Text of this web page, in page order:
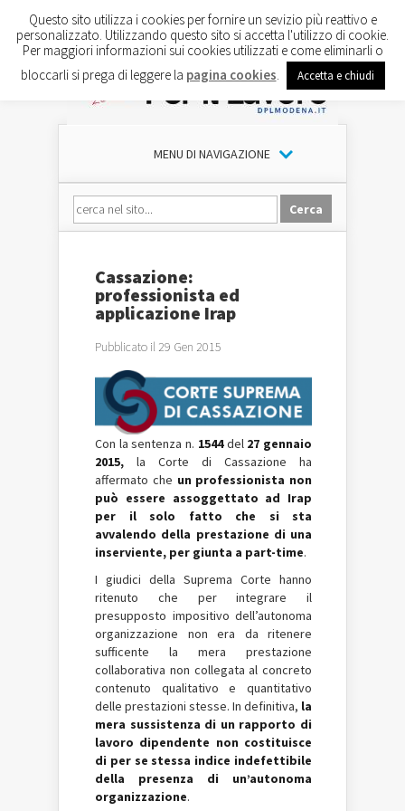
MENU DI NAVIGAZIONE
Cassazione:
professionista ed
applicazione Irap
Pubblicato il 29 Gen 2015
Con la sentenza n. 1544del27 gennaio
2015, la Corte di Cassazione ha
affermato che un professionista non
può essere assoggettato ad Irap
per il solo fatto che si sta
avvalendo della prestazione di una
inserviente, per giunta a part-time.
I giudici della Suprema Corte hanno
ritenuto che per integrare il
presupposto impositivo dell’autonoma
organizzazione non era da ritenere
sufficente la mera prestazione
collaborativa non collegata al concreto
contenuto qualitativo e quantitativo
delle prestazioni stesse. In definitiva, la
mera sussistenza di un rapporto di
lavoro dipendente non costituisce
di per se stessa indice indefettibile
della presenza di un’autonoma
organizzazione.
Questo sito utilizza i cookies per fornire un sevizio più reattivo e
personalizzato. Utilizzando questo sito si accetta l'utilizzo di cookie.
Per maggiori informazioni sui cookies utilizzati e come eliminarli o
bloccarli si prega di leggere la pagina cookies Accetta e chiudi